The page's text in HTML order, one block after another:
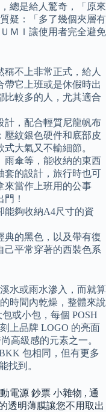
總是給人驚奇，「原來
疑：「多了幾個夾層有
ＭＩ讓使用者完全避免
不上非常正式，給人
帶它上班或是休假時出
比較多的人，尤其適合
計，配合輕質尼龍帆布
壓紋銀色硬件和底部皮
大氣又不輸細節。
雨傘等，能收納的東西
套的設計，旅行時也可
來當作上班用的公事
！
能夠收納A4尺寸的資
典的黑色，以及帶有復
己平常穿著的西裝色系
水或雨水滲入，而就算
時間內乾燥，整體來說
或小包，每個 POSH
上品牌 LOGO 的亮面
高級感的元素之一。
包相同，但有更多
找到。
電源 鈔票 小雜物 , 通
透明薄膜讓您不用取出